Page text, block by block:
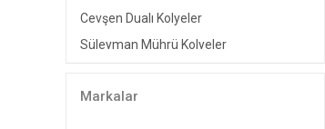
Cevşen Dualı Kolyeler
Süleyman Mührü Kolyeler
Esmaül Hüsna Kolyeler
Markalar